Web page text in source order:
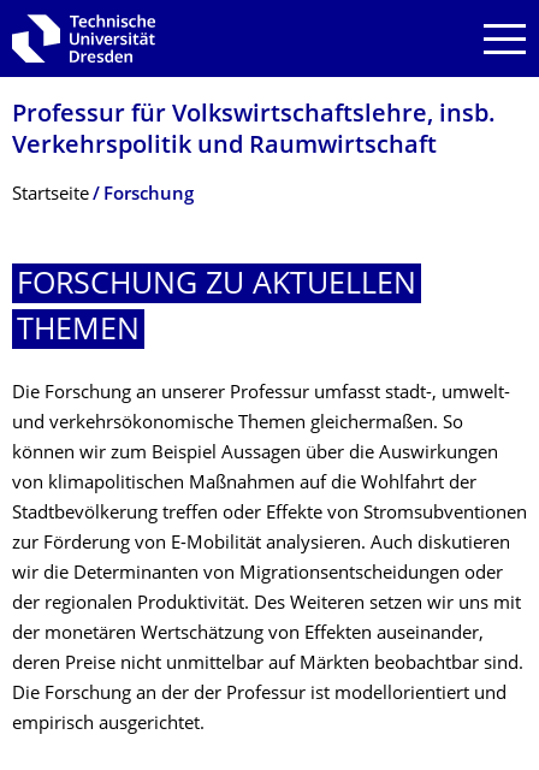
Zur Hauptnavigation springen
Zur Suche springen
Zum Inhalt springen
Professur für Volkswirtschafts­lehre, insb.
Verkehrspolitik und Raumwirtschaft
Breadcrumb-Menü
Startseite Forschung
FORSCHUNG ZU AKTUELLEN
THEMEN
Die Forschung an unserer Professur umfasst stadt-, umwelt-
und verkehrsökonomische Themen gleichermaßen. So
können wir zum Beispiel Aussagen über die Auswirkungen
von klimapolitischen Maßnahmen auf die Wohlfahrt der
Stadtbevölkerung treffen oder Effekte von Stromsubventionen
zur Förderung von E-Mobilität analysieren. Auch diskutieren
wir die Determinanten von Migrationsentscheidungen oder
der regionalen Produktivität. Des Weiteren setzen wir uns mit
der monetären Wertschätzung von Effekten auseinander,
deren Preise nicht unmittelbar auf Märkten beobachtbar sind.
Die Forschung an der der Professur ist modellorientiert und
empirisch ausgerichtet.